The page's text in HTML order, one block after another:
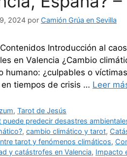
2024 por Camión Grúa en Sevilla
Introducción al
en Valencia ¿Cambio
humano: ¿culpables o
tiempos de crisis … Leer
,Tarot de Jesús
puede predecir desastres
, cambio climático y tarot,
tarot y fenómenos climáticos,
y catástrofes en Valencia, Impacto